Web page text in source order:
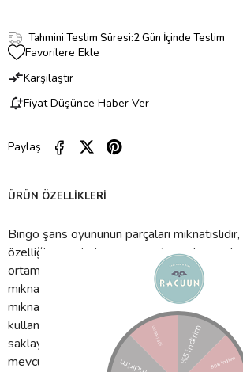
Tahmini Teslim Süresi:2 Gün İçinde Teslim
Favorilere Ekle
Karşılaştır
Fiyat Düşünce Haber Ver
Paylaş
ÜRÜN ÖZELLIKLERI
Bingo şans oyununun parçaları
özelliği
sayesinde oyunu
ortamda oynamak için mükemmel kılar.
mıknatıslı resimli karteladan, 20 resimli
mıknatıslı bingo kartlarından ve tümünü
kullanılan kumaş bir keseden oluşur. Ayrıcı
saklayabileceğiniz mıknatıs kapaklı
mevcuttur. İlk BİNGO diyen oyunu kazanır!